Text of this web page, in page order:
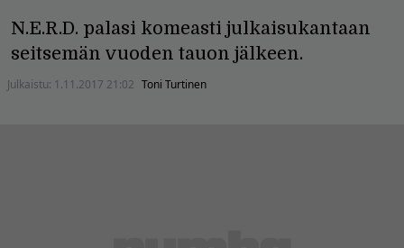
N.E.R.D. palasi komeasti julkaisukantaan
seitsemän vuoden tauon jälkeen.
Julkaistu: 1.11.2017 21:02 Toni Turtinen